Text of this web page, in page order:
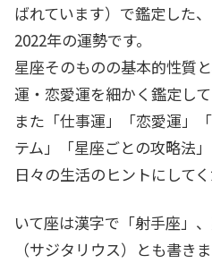
ばれています）で鑑定した
2022年の運勢です。
星座そのものの基本的性質
運・恋愛運を細かく鑑定して
また「仕事運」「恋愛運」
テム」「星座ごとの攻略法
日々の生活のヒントにしてく
いて座は漢字で「射手座」
（サジタリウス）とも書きま